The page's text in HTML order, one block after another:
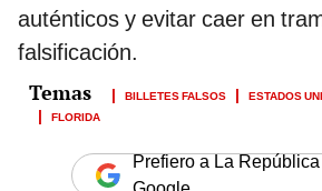
auténticos y evitar caer en
falsificación.
BILLETES FALSOS ESTADOS
FLORIDA
Prefiero a La